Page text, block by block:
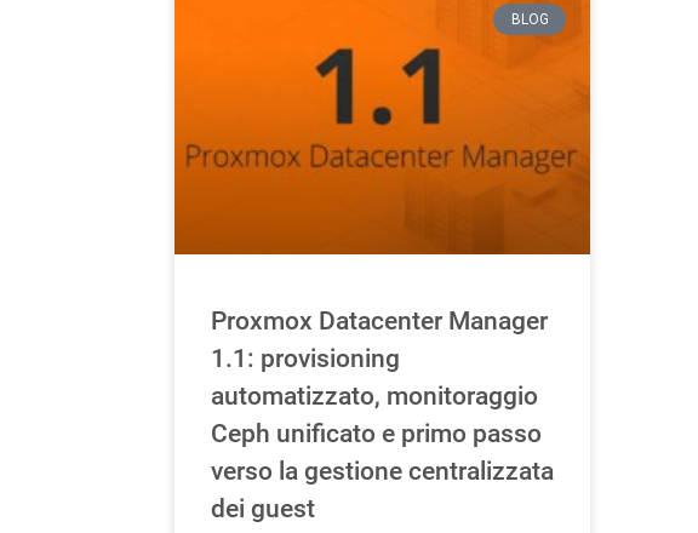
BLOG
Proxmox Datacenter Manager
1.1: provisioning
automatizzato, monitoraggio
Ceph unificato e primo passo
verso la gestione centralizzata
dei guest